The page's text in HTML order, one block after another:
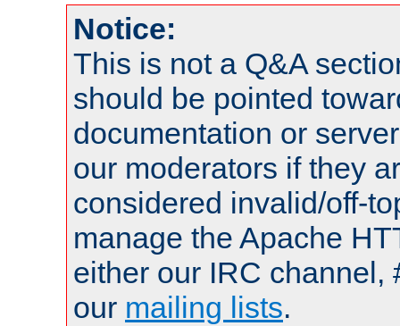
Notice:
This is not a Q&A
should be pointed
documentation or
our moderators if they
considered invalid/off-
manage the Apache
either our IRC channel,
our mailing lists.